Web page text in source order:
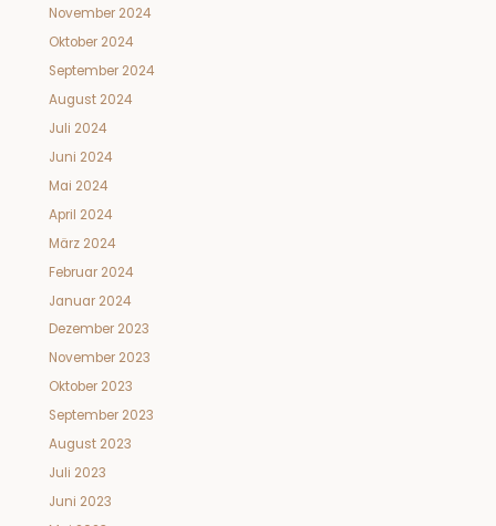
November 2024
Oktober 2024
September 2024
August 2024
Juli 2024
Juni 2024
Mai 2024
April 2024
März 2024
Februar 2024
Januar 2024
Dezember 2023
November 2023
Oktober 2023
September 2023
August 2023
Juli 2023
Juni 2023